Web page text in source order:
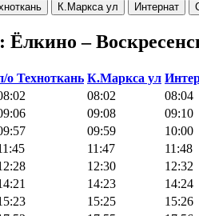
К.Маркса ул Интернат
Ёлкино –
о Техноткань К.Маркса ул
08:02 08:04
09:08 09:10
09:59 10:00
11:47 11:48
12:30 12:32
14:23 14:24
15:25 15:26